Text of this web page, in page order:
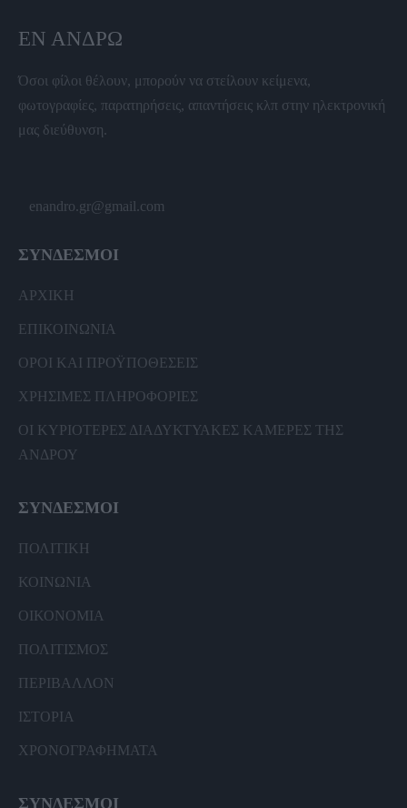
ΕΝ ΆΝΔΡΩ
Όσοι φίλοι θέλουν, μπορούν να στείλουν κείμενα,
φωτογραφίες, παρατηρήσεις, απαντήσεις κλπ στην ηλεκτρονική
μας διεύθυνση.
enandro.gr@gmail.com
ΣΥΝΔΕΣΜΟΙ
ΑΡΧΙΚΗ
ΕΠΙΚΟΙΝΩΝΙΑ
ΟΡΟΙ ΚΑΙ ΠΡΟΫΠΟΘΕΣΕΙΣ
ΧΡΗΣΙΜΕΣ ΠΛΗΡΟΦΟΡΙΕΣ
ΟΙ ΚΥΡΙΟΤΕΡΕΣ ΔΙΑΔΥΚΤΥΑΚΕΣ ΚΑΜΕΡΕΣ ΤΗΣ
ΑΝΔΡΟΥ
ΣΥΝΔΕΣΜΟΙ
ΠΟΛΙΤΙΚΗ
ΚΟΙΝΩΝΙΑ
ΟΙΚΟΝΟΜΙΑ
ΠΟΛΙΤΙΣΜΟΣ
ΠΕΡΙΒΑΛΛΟΝ
ΙΣΤΟΡΙΑ
ΧΡΟΝΟΓΡΑΦΗΜΑΤΑ
ΣΥΝΔΕΣΜΟΙ